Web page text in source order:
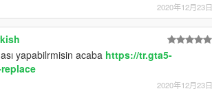
2020年12月23日
yapabilrmisin acaba https://tr.gta5-
2020年12月23日